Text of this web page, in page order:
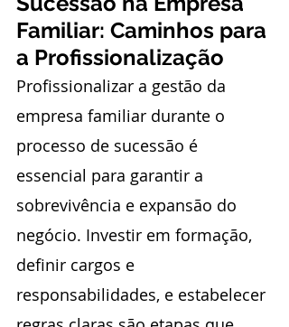
Familiar: Caminhos para
a Profissionalização
Profissionalizar a gestão da
empresa familiar durante o
processo de sucessão é
essencial para garantir a
sobrevivência e expansão do
negócio. Investir em formação,
definir cargos e
responsabilidades, e estabelecer